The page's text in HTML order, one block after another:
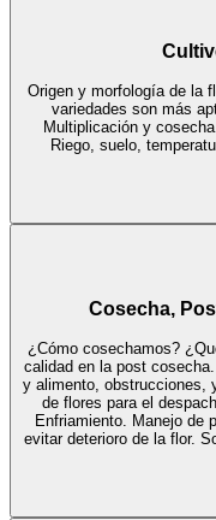
Origen y morfología de la
variedades son más
Multiplicación y
Riego, suelo,
Cosecha,
¿Cómo cosechamos?
calidad en la post
y alimento, obstrucciones,
de flores para el
Enfriamiento. Manejo de
evitar deterioro de la flor.